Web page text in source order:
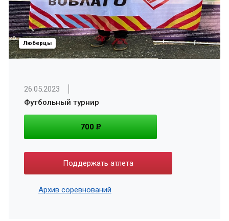
Люберцы
26.05.2023
Футбольный турнир
700 P
Поддержать атлета
Архив соревнований